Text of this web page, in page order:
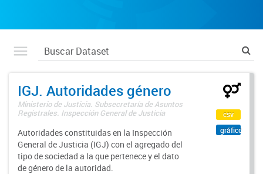
IGJ. Autoridades género
Ministerio de Justicia. Subsecretaría de Asuntos
Registrales. Inspección General de Justicia
Autoridades constituidas en la Inspección
General de Justicia (IGJ) con el agregado del
tipo de sociedad a la que pertenece y el dato
de género de la autoridad.
csv
gráfico